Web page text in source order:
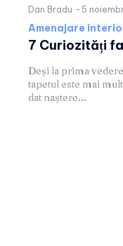
Dan Bradu - 5
Amenajare
7 Curiozități
Deși la prima
tapetul este mai
dat naștere...